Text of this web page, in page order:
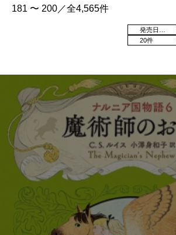
181 〜 200／全4,565件
20件